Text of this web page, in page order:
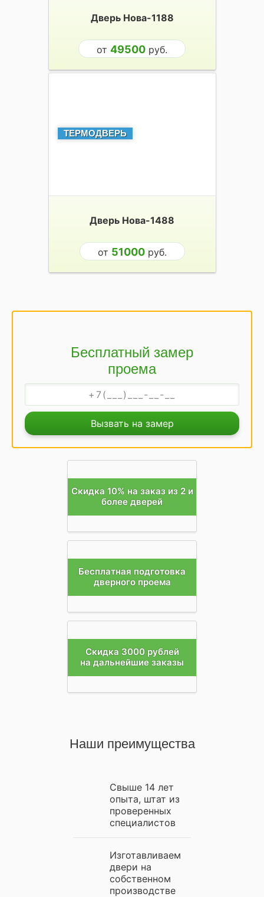
Дверь Нова-1188
от 49500 руб.
ТЕРМОДВЕРЬ
Дверь Нова-1488
от 51000руб.
Бесплатный замер
проема
Вызвать на замер
Скидка 10% на заказ из 2 и
более дверей
Бесплатная подготовка
дверного проема
Скидка 3000 рублей
на дальнейшие заказы
Наши преимущества
Свыше 14 лет
опыта, штат из
проверенных
специалистов
Изготавливаем
двери на
собственном
производстве